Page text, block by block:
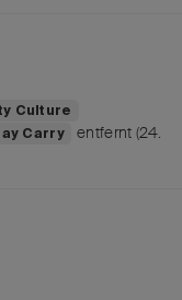
Culture
Carry entfernt (24.